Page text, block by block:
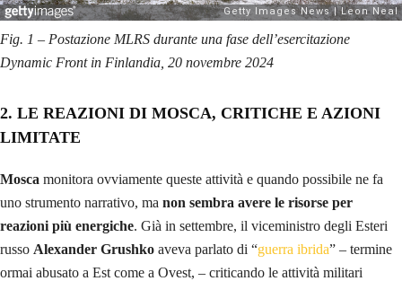
Fig. 1 – Postazione MLRS durante una fase dell’esercitazione
Dynamic Front in Finlandia, 20 novembre 2024
2. LE REAZIONI DI MOSCA, CRITICHE E AZIONI
LIMITATE
Mosca monitora ovviamente queste attività e quando possibile ne fa
uno strumento narrativo, ma non sembra avere le risorse per
reazioni più energiche. Già in settembre, il viceministro degli Esteri
russo Alexander Grushko aveva parlato di “guerra ibrida” – termine
ormai abusato a Est come a Ovest, – criticando le attività militari